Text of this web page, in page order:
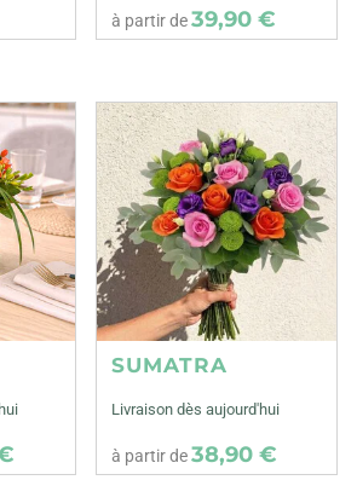
à partir de39,90 €
SUMATRA
Livraison dès aujourd'hui
à partir de38,90 €